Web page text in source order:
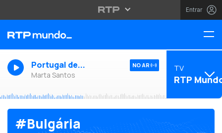
Entrar
Portugal de...
Marta Santos
NO AR TV
RTP
#Bulgária